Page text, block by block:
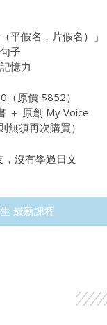
平假名．片假名）」
子
憶力
（原價 $852）
＋ 原創 My Voice
無須再次購買）
沒有學過日文
最新課程​​